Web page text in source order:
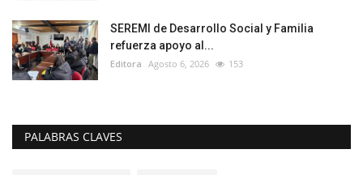
SEREMI de Desarrollo Social y Familia
refuerza apoyo al...
Editora Agosto 6, 2026 153
PALABRAS CLAVES